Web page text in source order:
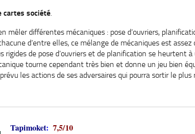
cartes société.
mêler différentes mécaniques : pose d’ouvriers,
d’entre elles, ce mélange de mécaniques est
rigides de pose d’ouvriers et de planification se heurtent
tourne cependant très bien et donne un jeu bien
les actions de ses adversaires qui pourra sortir le
Tapimoket: 7,5/10